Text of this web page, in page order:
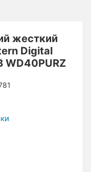
жесткий
Digital
WD40PURZ